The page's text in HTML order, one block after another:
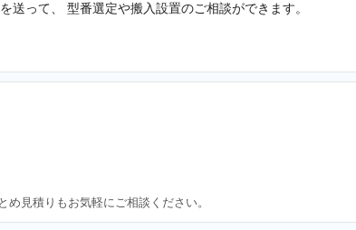
送って、 型番選定や搬入設置のご相談ができます。
見積りもお気軽にご相談ください。